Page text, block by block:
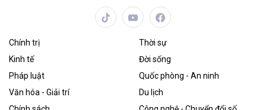
Chính trị
Thời sự
Kinh tế
Đời sống
Pháp luật
Quốc phòng - An ninh
Văn hóa - Giải trí
Du lịch